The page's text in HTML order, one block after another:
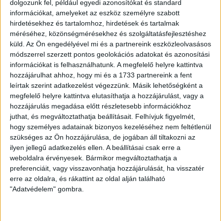
dolgozunk fel, például egyedi azonosítókat és standard
információkat, amelyeket az eszköz személyre szabott
hirdetésekhez és tartalomhoz, hirdetések és tartalmak
méréséhez, közönségmérésekhez és szolgáltatásfejlesztéshez
küld. Az Ön engedélyével mi és a partnereink eszközleolvasásos
módszerrel szerzett pontos geolokációs adatokat és azonosítási
információkat is felhasználhatunk. A megfelelő helyre kattintva
hozzájárulhat ahhoz, hogy mi és a 1733 partnereink a fent
leírtak szerint adatkezelést végezzünk. Másik lehetőségként a
megfelelő helyre kattintva elutasíthatja a hozzájárulást, vagy a
hozzájárulás megadása előtt részletesebb információkhoz
juthat, és megváltoztathatja beállításait. Felhívjuk figyelmét,
hogy személyes adatainak bizonyos kezeléséhez nem feltétlenül
szükséges az Ön hozzájárulása, de jogában áll tiltakozni az
ilyen jellegű adatkezelés ellen. A beállításai csak erre a
weboldalra érvényesek. Bármikor megváltoztathatja a
preferenciáit, vagy visszavonhatja hozzájárulását, ha visszatér
erre az oldalra, és rákattint az oldal alján található
"Adatvédelem" gombra.
LEGUTÓBBI HÍREK
ÉRVÉNYESÜLT A PAPÍRFORMA:DVSC-FC
COPENHAGEN 0-3
2026.08.06.
Az örmény Pjunyik Jereván búcsúztatása után a bombaerős,